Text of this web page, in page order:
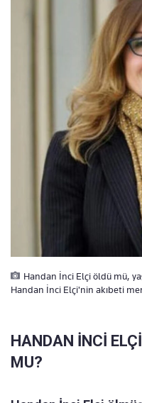
Handan İnci Elçi öldü mü,
Handan İnci Elçi'nin akıbeti
HANDAN İNCİ
MU?